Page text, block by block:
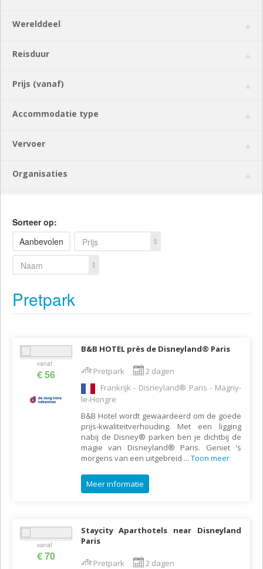
Werelddeel
Reisduur
Prijs (vanaf)
Accommodatie type
Vervoer
Organisaties
Sorteer op:
Aanbevolen
Prijs
Naam
Pretpark
vanaf
€ 56
B&B HOTEL près de Disneyland® Paris
Pretpark
2 dagen
Frankrijk - Disneyland® Paris - Magny-
le-Hongre
B&B Hotel wordt gewaardeerd om de goede
prijs-kwaliteitverhouding. Met een ligging
nabij de Disney® parken ben je dichtbij de
magie van Disneyland® Paris. Geniet 's
morgens van een uitgebreid ... Toon meer
Meer informatie
vanaf
€ 70
Staycity Aparthotels near Disneyland
Paris
Pretpark
2 dagen